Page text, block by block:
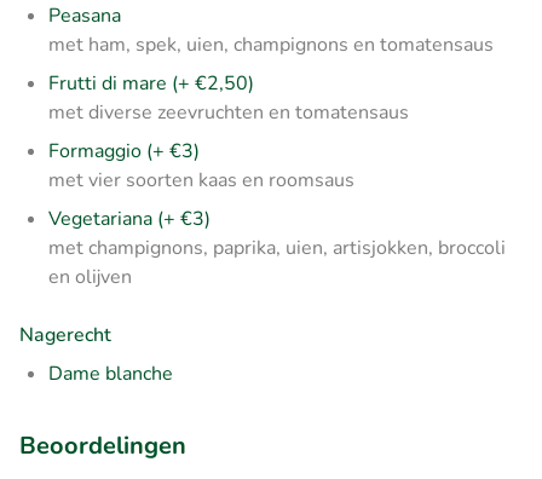
Peasana
met ham, spek, uien, champignons en tomatensaus
Frutti di mare (+ €2,50)
met diverse zeevruchten en tomatensaus
Formaggio (+ €3)
met vier soorten kaas en roomsaus
Vegetariana (+ €3)
met champignons, paprika, uien, artisjokken, broccoli
en olijven
Nagerecht
Dame blanche
Beoordelingen